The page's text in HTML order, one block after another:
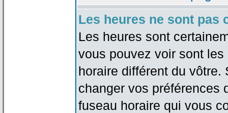
Les heures ne sont pas
Les heures sont
vous pouvez voir sont
horaire différent du
changer vos préférences
fuseau horaire qui vous